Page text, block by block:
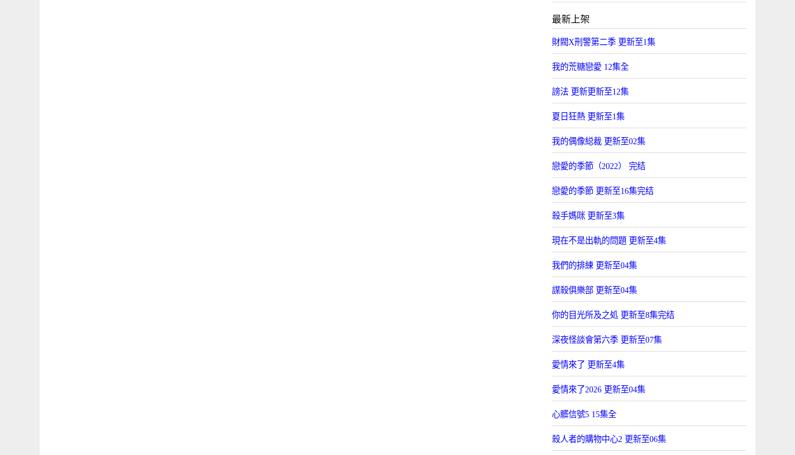
最新上架
財閥X刑警第二季 更新至1集
我的荒糖戀愛 12集全
謗法 更新更新至12集
夏日狂熱 更新至1集
我的偶像縂裁 更新至02集
戀愛的季節（2022） 完结
戀愛的季節 更新至16集完结
殺手媽咪 更新至3集
現在不是出軌的問題 更新至4集
我們的排練 更新至04集
謀殺俱樂部 更新至04集
你的目光所及之処 更新至8集完结
深夜怪談會第六季 更新至07集
愛情來了 更新至4集
愛情來了2026 更新至04集
心髒信號5 15集全
殺人者的購物中心2 更新至06集